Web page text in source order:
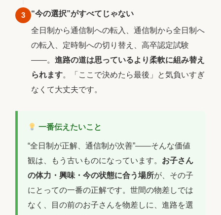
3
“今の選択”がすべてじゃない
全日制から通信制への転入、通信制から全日制へ
の転入、定時制への切り替え、高卒認定試験
――。 進路の道は思っているより柔軟に組み替え
られます。「ここで決めたら最後」と気負いすぎ
なくて大丈夫です。
一番伝えたいこと
“全日制が正解、通信制が次善”――そんな価値
観は、もう古いものになっています。 お子さん
の体力・興味・今の状態に合う場所が、その子
にとっての一番の正解です。世間の物差しでは
なく、目の前のお子さんを物差しに、進路を選